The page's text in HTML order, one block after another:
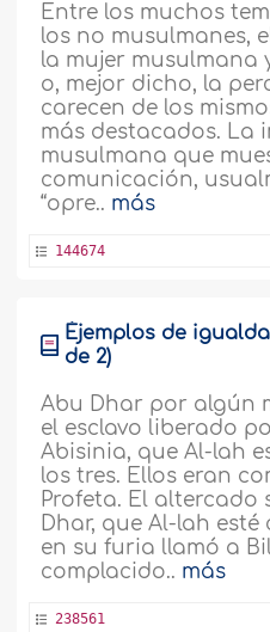
Entre los muchos
los no musulmanes,
la mujer musulmana
o, mejor dicho, la
carecen de los
más destacados. La
musulmana que
comunicación,
“opre.. más
144674
Éjemplos de
de 2)
Abu Dhar por algún
el esclavo liberado
Abisinia, que Al-lah
los tres. Ellos eran
Profeta. El altercado
Dhar, que Al-lah
en su furia llamó a
complacido.. más
238561